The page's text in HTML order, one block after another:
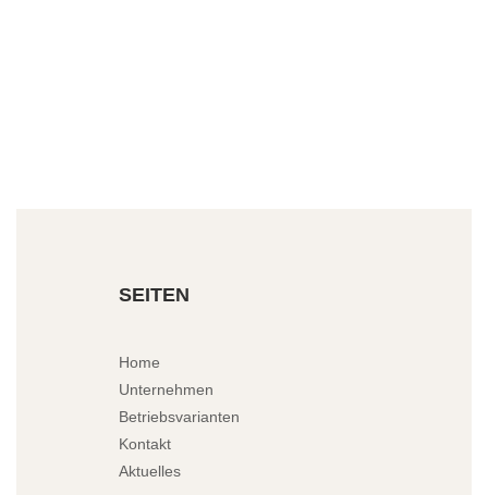
SEITEN
Home
Unternehmen
Betriebsvarianten
Kontakt
Aktuelles